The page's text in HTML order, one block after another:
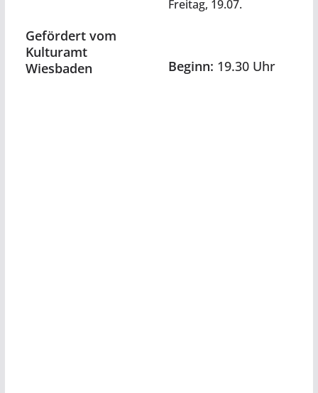
Gefördert vom
Kulturamt
Wiesbaden
Freitag, 19.07.
Beginn: 19.30 Uhr